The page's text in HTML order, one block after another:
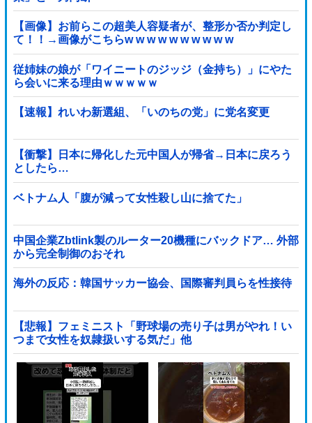
【画像】お前らこの超美人容疑者が、整形か否か判定し
て！！→画像がこちらw w w w w w w w w w
従姉妹の娘が「ワイニートのジッジ（金持ち）」にやた
ら会いに来る理由ｗｗｗｗｗ
【速報】れいわ新選組、「いのちの党」に党名変更
【衝撃】日本に帰化した元中国人が帰省→日本に戻ろう
としたら…
ベトナム人「腹が減って女性殺し山に捨てた」
中国企業Zbtlink製のルーター20機種にバックドア… 外部
から完全制御のおそれ
海外の反応：韓国サッカー協会、国際審判員らを性接待
【悲報】フェミニスト「野球場の売り子は男がやれ！い
つまで女性を奴隷扱いする気だ」他